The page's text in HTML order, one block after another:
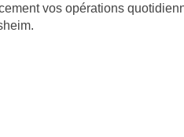
vos opérations